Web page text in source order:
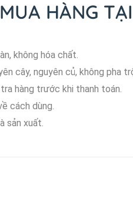
HÀNG
không hóa chất.
cây, nguyên củ, không pha
tra hàng trước khi thanh toán.
cách dùng.
sản xuất.